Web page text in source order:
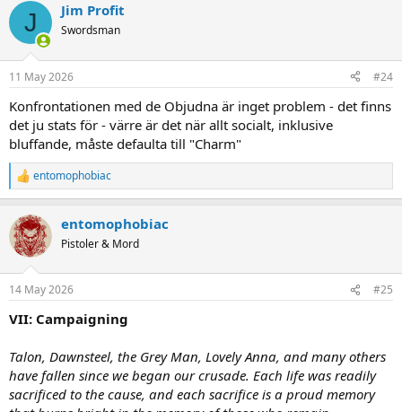
J Jim Profit
Swordsman
11 May 2026 #24
Konfrontationen med de Objudna är inget problem - det finns
det ju stats för - värre är det när allt socialt, inklusive
bluffande, måste defaulta till "Charm"
R
e
c
t
i
s
entomophobiac
entomophobiac
Pistoler & Mord
14 May 2026 #25
VII: Campaigning
Talon, Dawnsteel, the Grey Man, Lovely Anna, and many others
have fallen since we began our crusade. Each life was readily
sacrificed to the cause, and each sacrifice is a proud memory